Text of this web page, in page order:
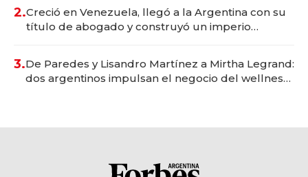
2.Creció en Venezuela, llegó a la Argentina con su
título de abogado y construyó un imperio
3.De Paredes y Lisandro Martínez a Mirtha Legrand:
dos argentinos impulsan el negocio del wellness